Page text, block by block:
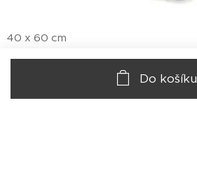
40 x 60 cm
1 061,00Kč
Do košíku